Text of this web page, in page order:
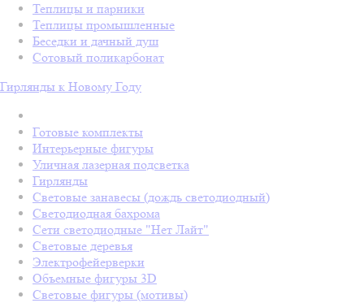
Теплицы и парники
Теплицы промышленные
Беседки и дачный душ
Сотовый поликарбонат
Гирлянды к Новому Году
Готовые комплекты
Интерьерные фигуры
Уличная лазерная подсветка
Гирлянды
Световые занавесы (дождь светодиодный)
Светодиодная бахрома
Сети светодиодные "Нет Лайт"
Световые деревья
Электрофейерверки
Объемные фигуры 3D
Световые фигуры (мотивы)